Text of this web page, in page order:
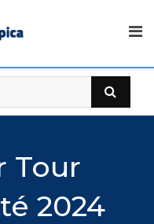
Tour
2024